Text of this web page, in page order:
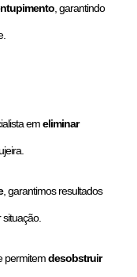
, garantindo
emeliminar
, garantimos resultados
permitemdesobstruir